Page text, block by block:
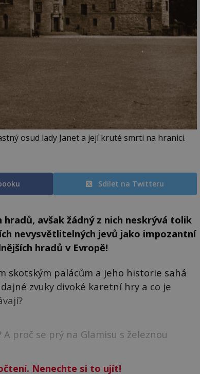
osud lady Janet a její kruté smrti na hranici.
Sdílet na Twitteru
avšak žádný z nich neskrývá tolik
nevysvětlitelných jevů jako impozantní
hradů v Evropě!
skotským palácům a jeho historie sahá
zvuky divoké karetní hry a co je
proč se prý na Glamisu s železnou
Nenechte si to ujít!